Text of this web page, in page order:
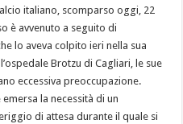
italiano, scomparso oggi, 22
è avvenuto a seguito di
lo aveva colpito ieri nella sua
Brotzu di Cagliari, le sue
eccessiva preoccupazione.
la necessità di un
di attesa durante il quale si